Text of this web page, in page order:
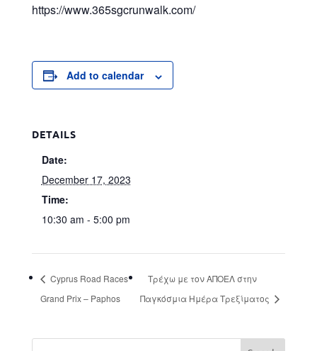
https://www.365sgcrunwalk.com/
Add to calendar
DETAILS
Date:
December 17, 2023
Time:
10:30 am - 5:00 pm
Cyprus Road Races
Grand Prix – Paphos
Τρέχω με τον ΑΠΟΕΛ στην
Παγκόσμια Ημέρα Τρεξίματος